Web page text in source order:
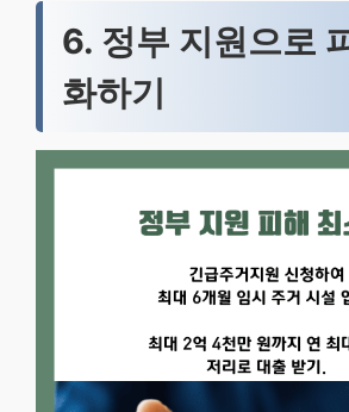
6. 정부 지원으로
화하기